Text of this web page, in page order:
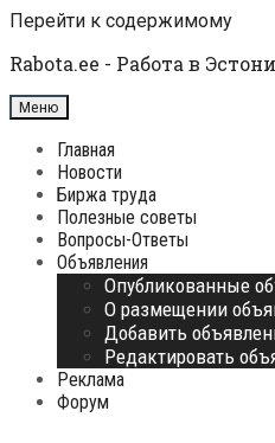
Перейти к содержимому
Rabota.ee - Работа в
Меню
Главная
Новости
Биржа труда
Полезные советы
Вопросы-Ответы
Объявления
Опубликованные
О размещении
Добавить
Редактировать
Реклама
Форум